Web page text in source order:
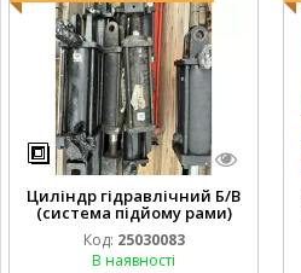
Циліндр гідравлічний Б/В
(система підйому рами)
3X8 87423768
Код: 25030083
В наявності